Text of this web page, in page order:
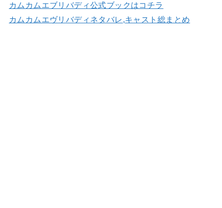
カムカムエブリバディ公式ブックはコチラ
カムカムエヴリバディネタバレ,キャスト総まとめ